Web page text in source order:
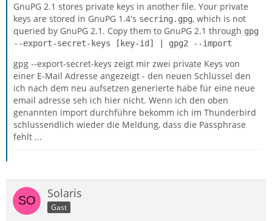
GnuPG 2.1 stores private keys in another file. Your private
keys are stored in GnuPG 1.4's secring.gpg, which is not
queried by GnuPG 2.1. Copy them to GnuPG 2.1 through gpg
--export-secret-keys [key-id] | gpg2 --import
gpg --export-secret-keys zeigt mir zwei private Keys von
einer E-Mail Adresse angezeigt - den neuen Schlüssel den
ich nach dem neu aufsetzen generierte habe für eine neue
email adresse seh ich hier nicht. Wenn ich den oben
genannten import durchführe bekomm ich im Thunderbird
schlussendlich wieder die Meldung, dass die Passphrase
fehlt ...
Solaris
Gast